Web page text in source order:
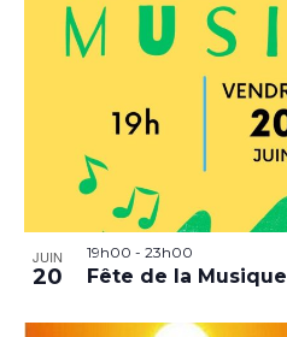
JUIN
20
19h00 - 23h00
Fête de la Musique